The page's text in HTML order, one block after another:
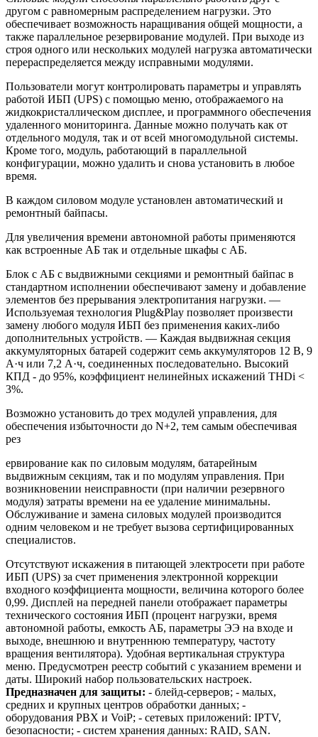
другом с равномерным распределением нагрузки. Это
обеспечивает возможность наращивания общей мощности, а
также параллельное резервирование модулей. При выходе из
строя одного или нескольких модулей нагрузка автоматически
перераспределяется между исправными модулями.
Пользователи могут контролировать параметры и управлять
работой ИБП (UPS) с помощью меню, отображаемого на
жидкокристаллическом дисплее, и программного обеспечения
удаленного мониторинга. Данные можно получать как от
отдельного модуля, так и от всей многомодульной системы.
Кроме того, модуль, работающий в параллельной
конфигурации, можно удалить и снова установить в любое
время.
В каждом силовом модуле установлен автоматический и
ремонтный байпасы.
Для увеличения времени автономной работы применяются
как встроенные АБ так и отдельные шкафы с АБ.
Блок с АБ с выдвижными секциями и ремонтный байпас в
стандартном исполнении обеспечивают замену и добавление
элементов без прерывания электропитания нагрузки. —
Используемая технология Plug&Play позволяет произвести
замену любого модуля ИБП без применения каких-либо
дополнительных устройств. — Каждая выдвижная секция
аккумуляторных батарей содержит семь аккумуляторов 12 В, 9
А·ч или 7,2 А·ч, соединенных последовательно. Высокий
КПД - до 95%, коэффициент нелинейных искажений THDi <
3%.
Возможно установить до трех модулей управления, для
обеспечения избыточности до N+2, тем самым обеспечивая
рез
ервирование как по силовым модулям, батарейным
выдвижным секциям, так и по модулям управления. При
возникновении неисправности (при наличии резервного
модуля) затраты времени на ее удаление минимальны.
Обслуживание и замена силовых модулей производится
одним человеком и не требует вызова сертифицированных
специалистов.
Отсутствуют искажения в питающей электросети при работе
ИБП (UPS) за счет применения электронной коррекции
входного коэффициента мощности, величина которого более
0,99. Дисплей на передней панели отображает параметры
технического состояния ИБП (процент нагрузки, время
автономной работы, емкость АБ, параметры ЭЭ на входе и
выходе, внешнюю и внутреннюю температуру, частоту
вращения вентилятора). Удобная вертикальная структура
меню. Предусмотрен реестр событий с указанием времени и
даты. Широкий набор пользовательских настроек.
Предназначен для защиты: - блейд-серверов; - малых,
средних и крупных центров обработки данных; -
оборудования PBX и VoiP; - сетевых приложений: IPTV,
безопасности; - систем хранения данных: RAID, SAN.